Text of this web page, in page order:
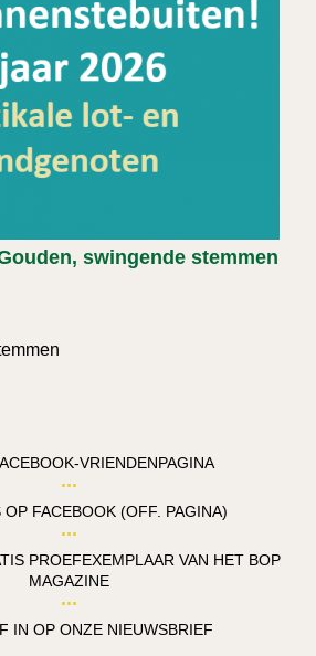
swingende stemmen
VRIENDENPAGINA
OP FACEBOOK (OFF. PAGINA)
PROEFEXEMPLAAR VAN HET BOP
MAGAZINE
IN OP ONZE NIEUWSBRIEF